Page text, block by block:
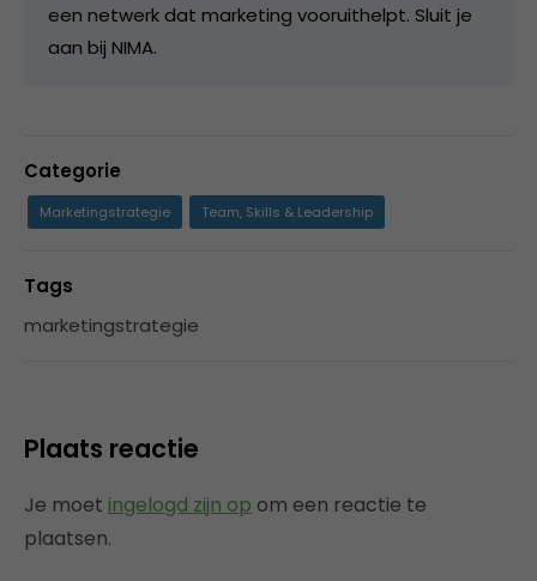
een netwerk dat marketing vooruithelpt. Sluit je
aan bij NIMA.
Categorie
Marketingstrategie Team, Skills & Leadership
Tags
marketingstrategie
Plaats reactie
Je moet ingelogd zijn op om een reactie te
plaatsen.